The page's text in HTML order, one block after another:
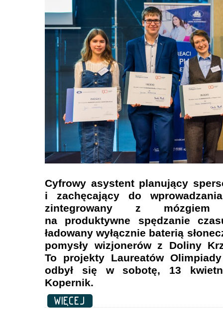
Cyfrowy asystent planujący
i zachęcający do
zintegrowany z mózgiem
na produktywne spędzanie
ładowany wyłącznie baterią
pomysły wizjonerów z Doliny
To projekty Laureatów
odbył się w sobotę, 13
Kopernik.
WIĘCEJ